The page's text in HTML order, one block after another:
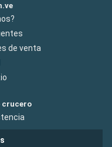
de venta
crucero